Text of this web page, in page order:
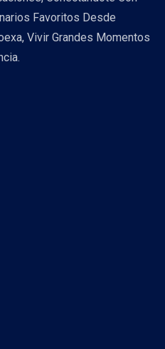
Favoritos Desde
Vivir Grandes Momentos